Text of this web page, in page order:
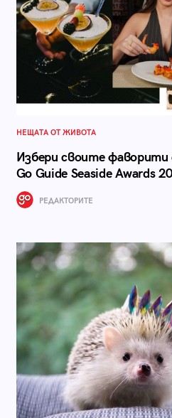
НЕЩАТА ОТ ЖИВОТА
Избери своите фаворити
Go Guide Seaside Awards
РЕДАКТОРИТЕ